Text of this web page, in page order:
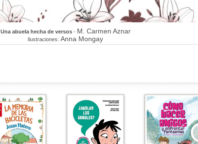
Una abuela hecha de versos- M. Carmen Aznar
Ilustraciones: Anna Mongay